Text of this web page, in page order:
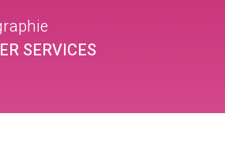
SERVICES